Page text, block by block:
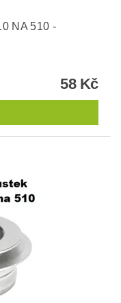
NA 510 -
58 Kč